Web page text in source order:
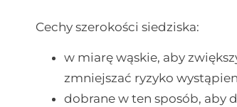
Cechy szerokości siedziska:
w miarę wąskie, aby
zmniejszać ryzyko
dobrane w ten sposób, aby